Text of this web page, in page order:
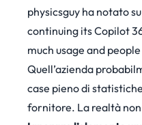
physicsguy ha notato
continuing its Copilot
much usage and
Quell’azienda
case pieno di
fornitore. La realtà